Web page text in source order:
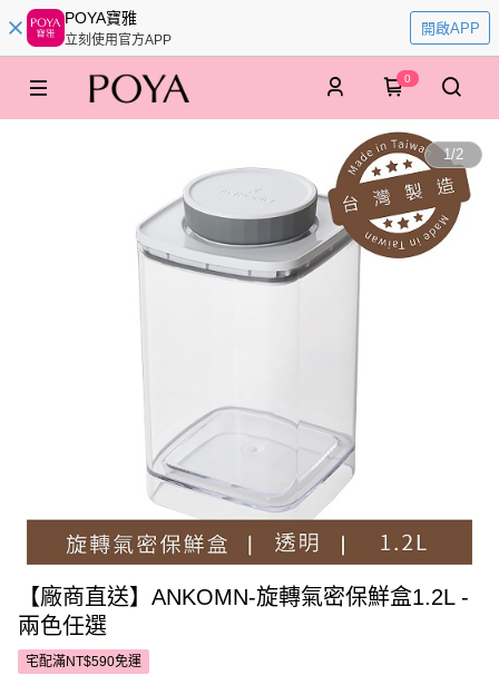
POYA寶雅
立刻使用官方APP
開啟APP
0
1/2
【廠商直送】ANKOMN-旋轉氣密保鮮盒1.2L -
兩色任選
宅配滿NT$590免運